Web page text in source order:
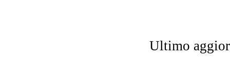
Ultimo